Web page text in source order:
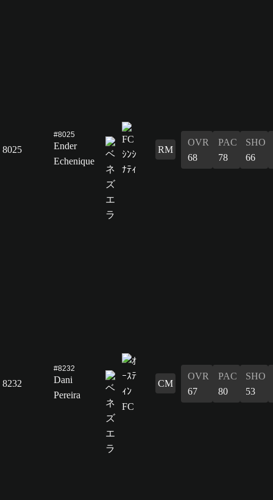
8025
#8025
Ender
Echenique
RM
OVR
68
PAC
78
SHO
66
8232
#8232
Dani
Pereira
CM
OVR
67
PAC
80
SHO
53